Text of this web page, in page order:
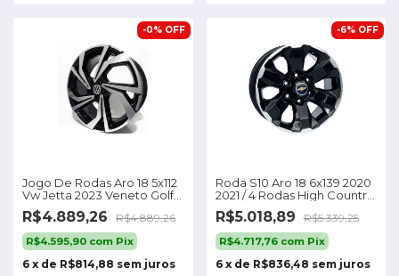
Jogo De Rodas Aro 18 5x112
Vw Jetta 2023 Veneto Golf
Cor Preto Diamantado
-0% OFF
R$4.889,26 R$4.889,26
R$4.595,90 com Pix
6 x de R$814,88 sem juros
Roda S10 Aro 18 6x139 2020
2021 / 4 Rodas High Country
Ltz
-6% OFF
R$5.018,89 R$5.339,25
R$4.717,76 com Pix
6 x de R$836,48 sem juros